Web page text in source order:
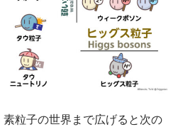
素粒子の世界まで広げると次の